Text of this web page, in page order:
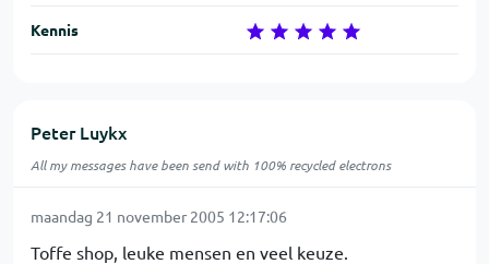
Kennis
Peter Luykx
All my messages have been send with 100% recycled electrons
maandag 21 november 2005 12:17:06
Toffe shop, leuke mensen en veel keuze.